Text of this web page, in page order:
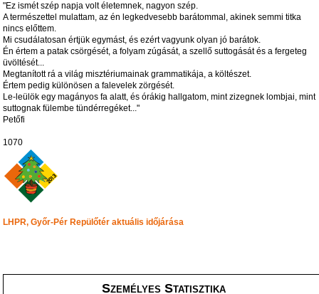
​"Ez ismét szép napja volt életemnek, nagyon szép.
A természettel mulattam, az én legkedvesebb barátommal, akinek semmi titka
nincs előttem.
Mi csudálatosan értjük egymást, és ezért vagyunk olyan jó barátok.
Én értem a patak csörgését, a folyam zúgását, a szellő suttogását és a fergeteg
üvöltését...
Megtanított rá a világ misztériumainak grammatikája, a költészet.
Értem pedig különösen a falevelek zörgését.
Le-leülök egy magányos fa alatt, és órákig hallgatom, mint zizegnek lombjai, mint
suttognak fülembe tündérregéket..."
Petőfi
1070
LHPR, Győr-Pér Repülőtér aktuális időjárása
Személyes Statisztika